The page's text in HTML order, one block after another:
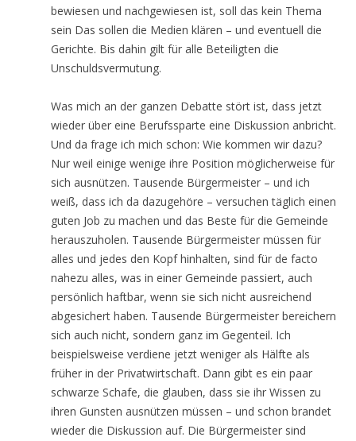
bewiesen und nachgewiesen ist, soll das kein Thema
sein Das sollen die Medien klären – und eventuell die
Gerichte. Bis dahin gilt für alle Beteiligten die
Unschuldsvermutung.
Was mich an der ganzen Debatte stört ist, dass jetzt
wieder über eine Berufssparte eine Diskussion anbricht.
Und da frage ich mich schon: Wie kommen wir dazu?
Nur weil einige wenige ihre Position möglicherweise für
sich ausnützen. Tausende Bürgermeister – und ich
weiß, dass ich da dazugehöre – versuchen täglich einen
guten Job zu machen und das Beste für die Gemeinde
herauszuholen. Tausende Bürgermeister müssen für
alles und jedes den Kopf hinhalten, sind für de facto
nahezu alles, was in einer Gemeinde passiert, auch
persönlich haftbar, wenn sie sich nicht ausreichend
abgesichert haben. Tausende Bürgermeister bereichern
sich auch nicht, sondern ganz im Gegenteil. Ich
beispielsweise verdiene jetzt weniger als Hälfte als
früher in der Privatwirtschaft. Dann gibt es ein paar
schwarze Schafe, die glauben, dass sie ihr Wissen zu
ihren Gunsten ausnützen müssen – und schon brandet
wieder die Diskussion auf. Die Bürgermeister sind